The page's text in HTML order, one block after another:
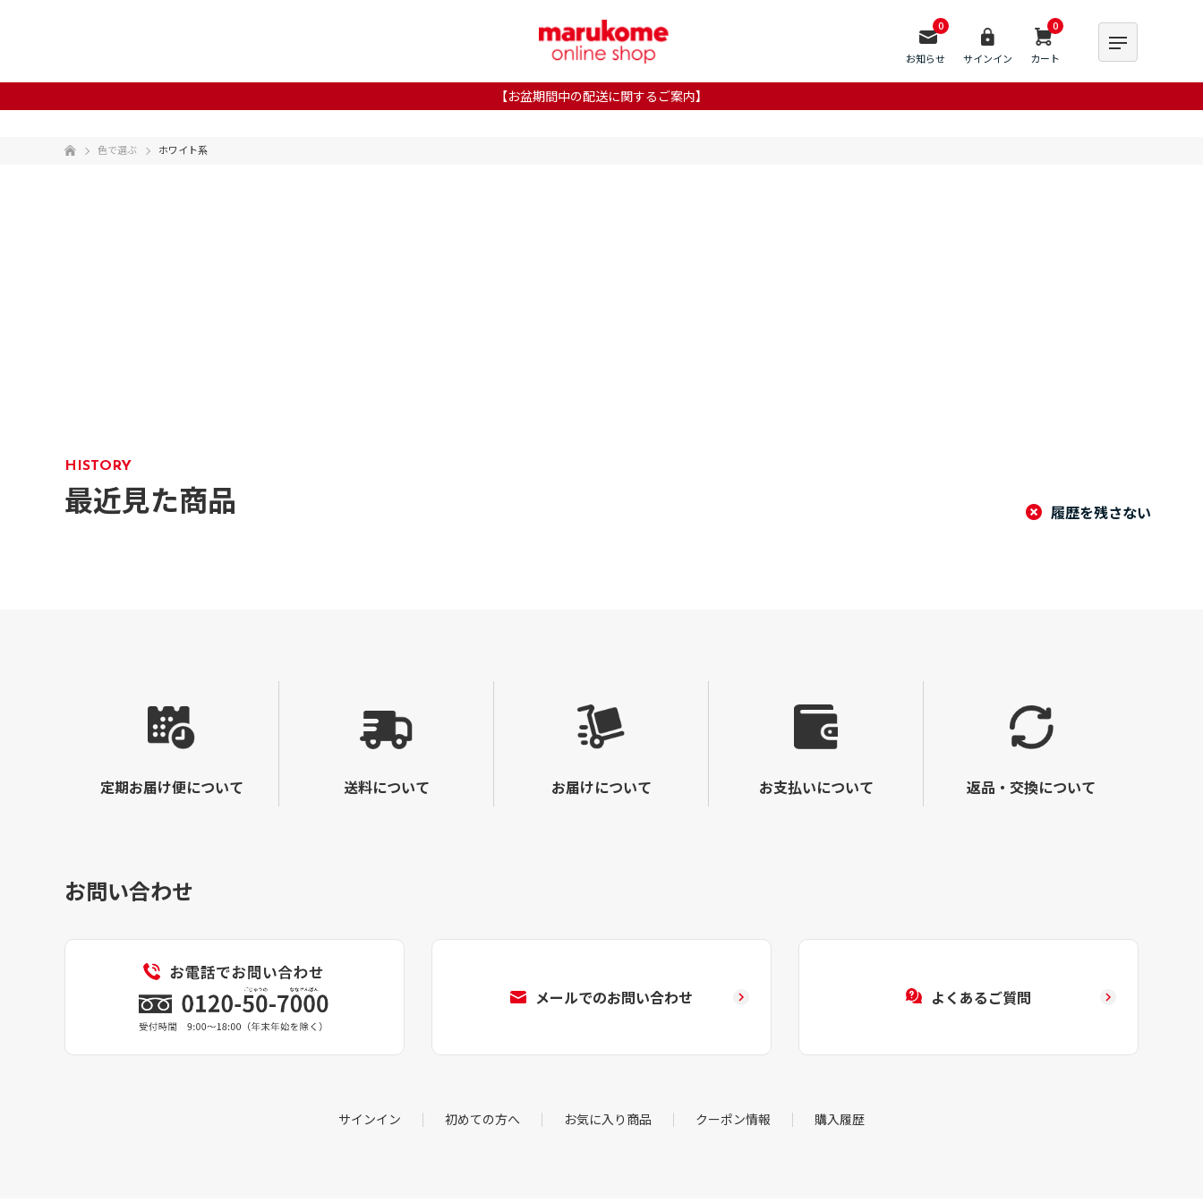
0
お知らせ サインイン
0
カート
【お盆期間中の配送に関するご案内】
色で選ぶ ホワイト系
HISTORY
最近見た商品 履歴を残さない
定期お届け便について 送料について お届けについて お支払いについて 返品・交換について
お問い合わせ
メールでのお問い合わせ よくあるご質問
サインイン 初めての方へ お気に入り商品 クーポン情報 購入履歴